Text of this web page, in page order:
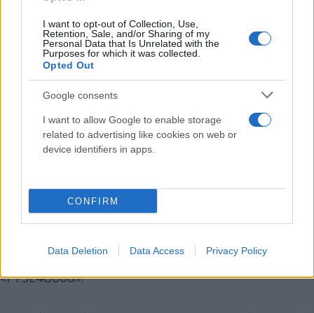
I want to opt-out of Collection, Use,
Retention, Sale, and/or Sharing of my
Personal Data that Is Unrelated with the
Purposes for which it was collected.
Opted Out
Google consents
I want to allow Google to enable storage
related to advertising like cookies on web or
device identifiers in apps.
CONFIRM
Data Deletion Data Access Privacy Policy
Όσον αφορά στην Εταιρική Διακυβέρνηση με την
έγκριση της Γενικής Συνέλευσης της 27ης Ιουλίου
2023, η αντιπροσώπευση των γυναικών στο
40% των μελών, το μεγαλύτερο ποσοστό μεταξύ
των ελληνικών τραπεζών. Η FTSE Russell,
από ανεξάρτητο φορέα σύμφωνα με τα κριτήρια
«FTSE4Good» και διαπιστώθηκε ότι πληροί τις
συμπεριληφθεί σε αυτές της Σειράς Δεικτών
«FTSE4Good».